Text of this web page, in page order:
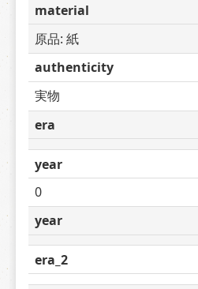
material
原品: 紙
authenticity
実物
era
year
0
year
era_2